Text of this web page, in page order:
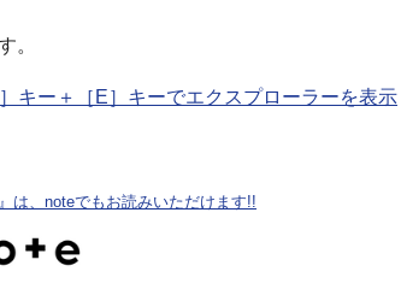
。
］キー＋［E］キーでエクスプローラーを表示
は、noteでもお読みいただけます!!